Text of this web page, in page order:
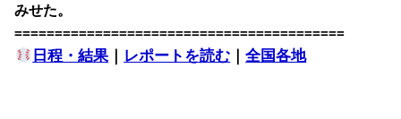
みせた。
=========================================
日程・結果｜ レポートを読む ｜全国各地